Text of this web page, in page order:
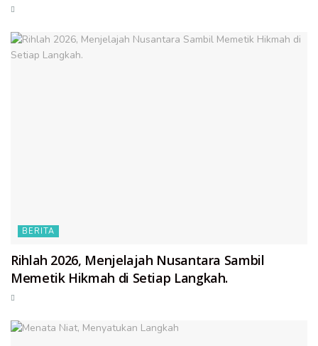
BERITA
Rihlah 2026, Menjelajah Nusantara Sambil
Memetik Hikmah di Setiap Langkah.